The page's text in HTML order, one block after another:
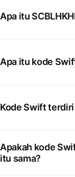
Apa itu
Apa itu kode
Kode Swift terdiri
Apakah kode
itu sama?